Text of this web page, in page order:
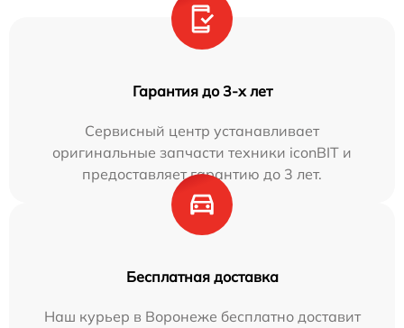
Гарантия до 3-х лет
Сервисный центр устанавливает
оригинальные запчасти техники iconBIT и
предоставляет гарантию до 3 лет.
Бесплатная доставка
Наш курьер в Воронеже бесплатно доставит